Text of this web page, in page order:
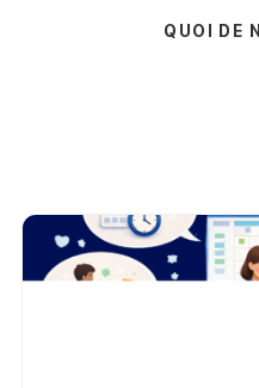
QUOI DE